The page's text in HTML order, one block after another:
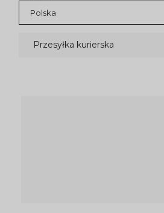
Przesyłka kurierska